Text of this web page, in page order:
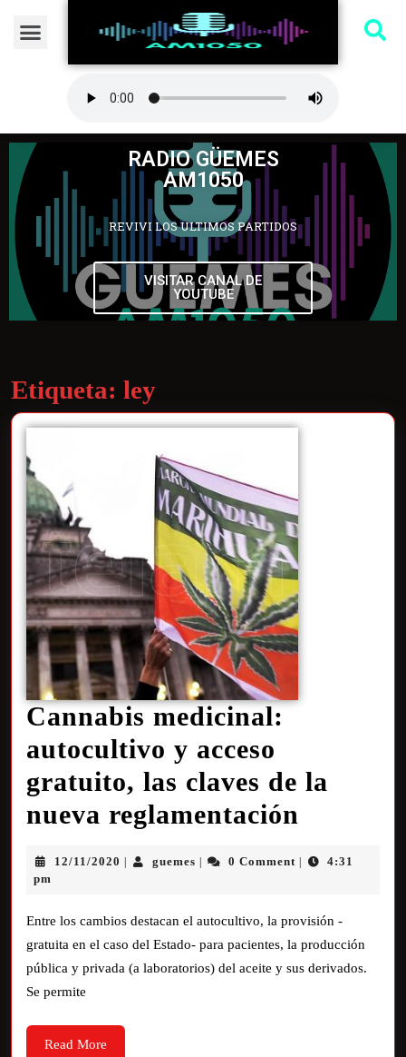
RADIO GÜEMES
AM1050
REVIVI LOS ULTIMOS PARTIDOS
VISITAR CANAL DE
YOUTUBE
Etiqueta: ley
Cannabis medicinal:
autocultivo y acceso
gratuito, las claves de la
nueva reglamentación
12/11/2020 guemes 0 Comment
4:31
pm
Entre los cambios destacan el autocultivo, la provisión -
gratuita en el caso del Estado- para pacientes, la producción
pública y privada (a laboratorios) del aceite y sus derivados.
Se permite
Read More